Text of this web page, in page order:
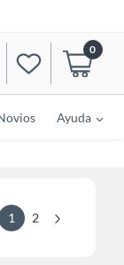
0
Ayuda
1 2